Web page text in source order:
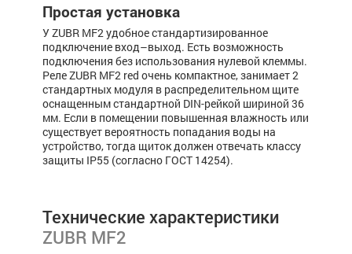
Простая установка
У ZUBR MF2 удобное стандартизированное
подключение вход–выход. Есть возможность
подключения без использования нулевой клеммы.
Реле ZUBR MF2 red очень компактное, занимает 2
стандартных модуля в распределительном щите
оснащенным стандартной DIN-рейкой шириной 36
мм. Если в помещении повышенная влажность или
существует вероятность попадания воды на
устройство, тогда щиток должен отвечать классу
защиты IP55 (согласно ГОСТ 14254).
Технические характеристики
ZUBR MF2